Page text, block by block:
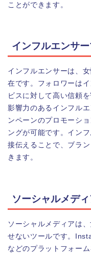
ことができます。
インフルエンサ
インフルエンサーは、
在です。フォロワーは
ビスに対して高い信頼
影響力のあるインフル
ンペーンのプロモーシ
ングが可能です。イン
接伝えることで、ブラ
きます。
ソーシャルメデ
ソーシャルメディアは
せないツールです。
などのプラットフォー